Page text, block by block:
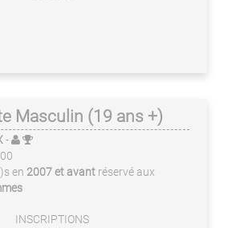
Masculin (19 ans +)
-
en 2007 et avant réservé aux
INSCRIPTIONS